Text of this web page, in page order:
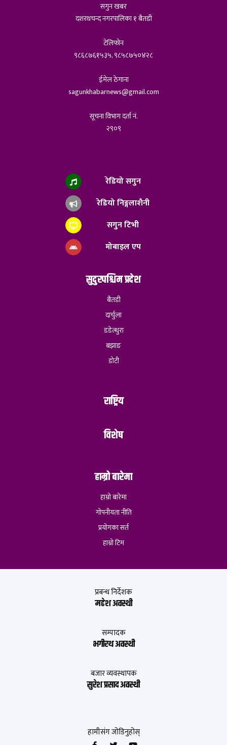
सगुन खबर
दशरथचन्द नगरपालिका १ बैतडी
टेलिफोन
९८६८७६१५३५, ९८५८७५०४२८
ईमेल ठेगाना
sagunkhabarnews@gmail.com
सूचना विभाग दर्ता नं.
२९०९
रेडियो सगुन
रेडियो निङ्गलाशैनी
सगुन टिभी
मोबाइल एप
सुदुरपश्चिम प्रदेश
बैतडी
दार्चुला
डडेल्धुरा
बझाङ
डोटी
राष्ट्रिय
विशेष
हाम्रो बारेमा
हाम्रो बारेमा
गोपनीयता नीति
प्रयोगका सर्त
हाम्रो टिम
प्रबन्ध निर्देशक
महेश अवस्थी
सम्पादक
भगीरथ अवस्थी
बजार व्यवस्थापक
सुरेश प्रसाद अवस्थी
हामीसंग जोडिनुहोस्